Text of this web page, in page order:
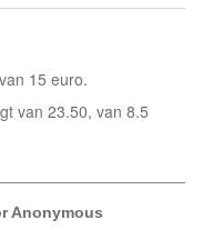
15 euro.
van 23.50, van 8.5
Anonymous